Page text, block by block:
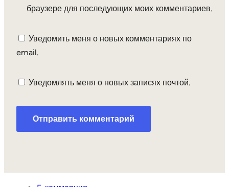
браузере для последующих моих комментариев.
Уведомить меня о новых комментариях по
email.
Уведомлять меня о новых записях почтой.